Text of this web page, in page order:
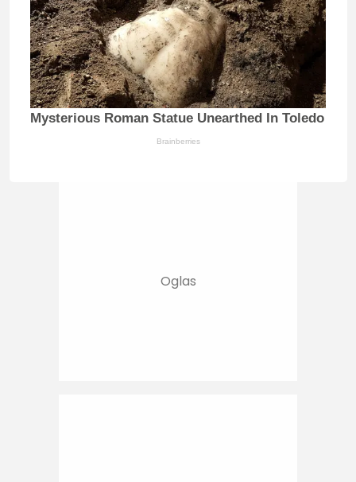
Mysterious Roman Statue Unearthed In Toledo
Brainberries